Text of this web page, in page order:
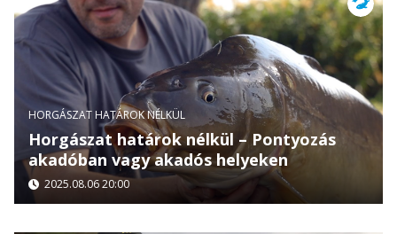
HORGÁSZAT HATÁROK NÉLKÜL
Horgászat határok nélkül – Pontyozás
akadóban vagy akadós helyeken
2025.08.06 20:00